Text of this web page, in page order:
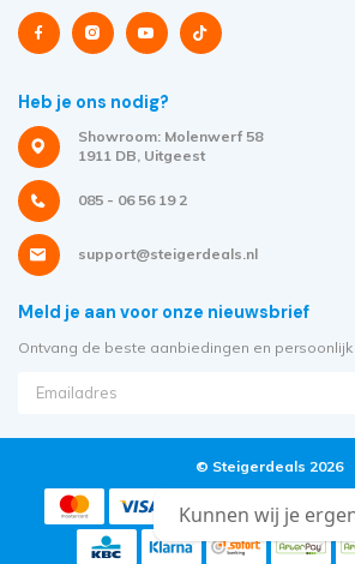
Heb je ons nodig?
Showroom: Molenwerf 58
1911 DB, Uitgeest
085 - 06 56 19 2
support@steigerdeals.nl
Meld je aan voor onze nieuwsbrief
Ontvang de beste aanbiedingen en persoonlijk
© Steigerdeals 2026
Kunnen wij je